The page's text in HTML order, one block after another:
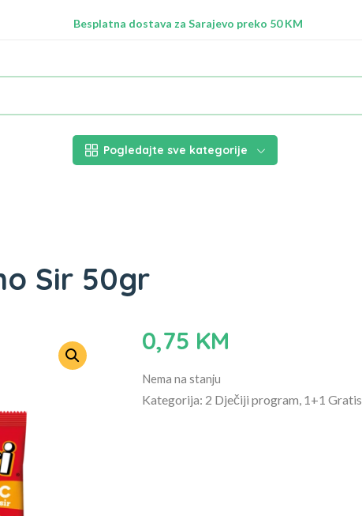
Besplatna dostava za Sarajevo preko 50 KM
Pogledajte sve kategorije
Sir 50gr
0,75 KM
Nema na stanju
Kategorija: 2 Dječiji program, 1+1 Gratis